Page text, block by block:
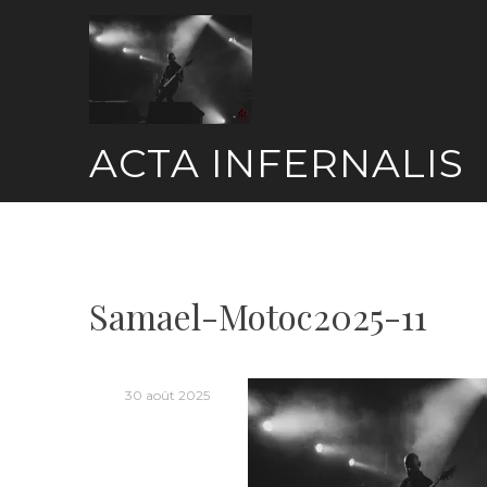
ACTA INFERNALIS
Samael-Motoc2025-11
30 août 2025